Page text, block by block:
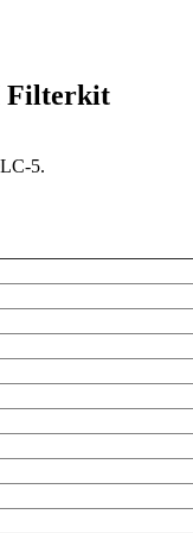
Filterkit
5.